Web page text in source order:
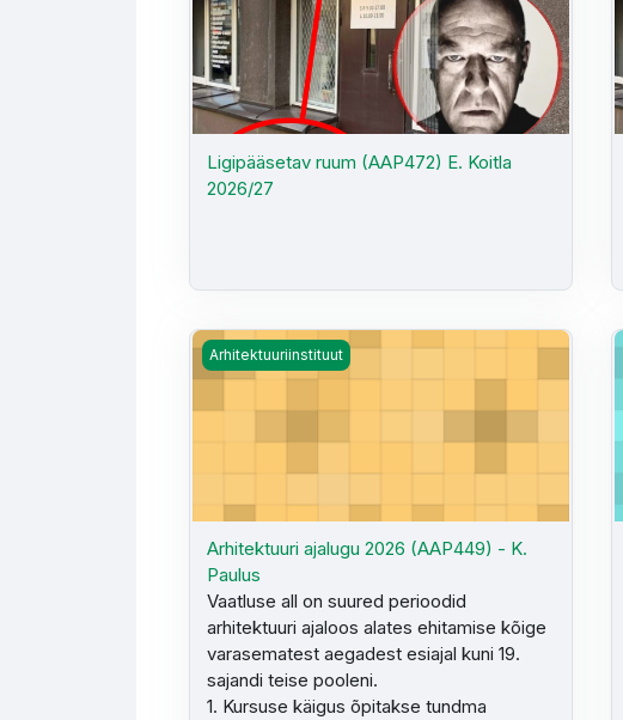
Ligipääsetav ruum (AAP472) E. Koitla
2026/27
Arhitektuuri ajalugu 2026 (AAP449) - K. Paulus
Arhitektuuriinstituut
Arhitektuuri ajalugu 2026 (AAP449) - K.
Paulus
Vaatluse all on suured perioodid
arhitektuuri ajaloos alates ehitamise kõige
varasematest aegadest esiajal kuni 19.
sajandi teise pooleni.
1. Kursuse käigus õpitakse tundma